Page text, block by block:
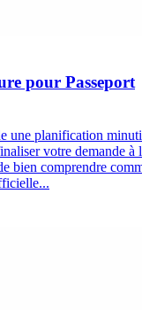
pour Passeport
une planification
votre demande à
bien comprendre